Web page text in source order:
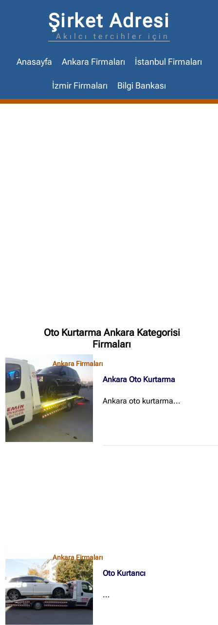
Şirket Adresi
Akılcı tercihler için
Anasayfa Ankara Firmaları İstanbul Firmaları
İzmir Firmaları Bilgi Bankası
Oto Kurtarma Ankara Kategorisi
Firmaları
Ankara Firmaları
Ankara Oto Kurtarma
Ankara oto kurtarma...
Ankara Firmaları
Oto Kurtarıcı
...
İçerik grupları
Ankara Firmaları
İstanbul Firmaları